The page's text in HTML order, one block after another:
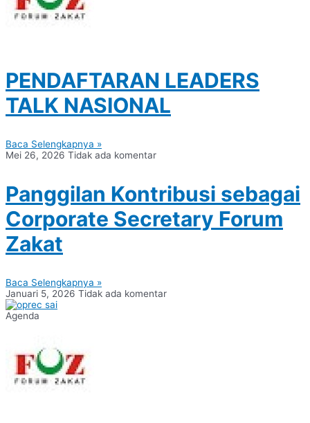
PENDAFTARAN LEADERS
TALK NASIONAL
Baca Selengkapnya »
Mei 26, 2026 Tidak ada komentar
Panggilan Kontribusi sebagai
Corporate Secretary Forum
Zakat
Baca Selengkapnya »
Januari 5, 2026 Tidak ada komentar
Agenda